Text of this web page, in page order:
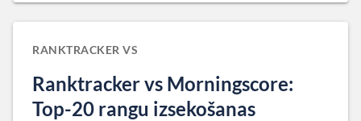
RANKTRACKER VS
Ranktracker vs Morningscore:
Top-20 rangu izsekošanas